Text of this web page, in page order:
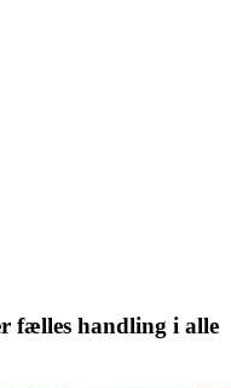
fælles handling i alle